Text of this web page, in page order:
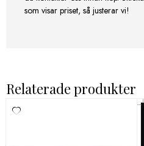
som visar priset, så justerar vi!
Relaterade produkter